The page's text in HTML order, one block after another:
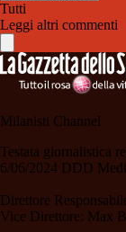
Tutti
Leggi altri commenti
Milanisti Channel
Testata giornalistica
6/06/2024 DDD
Direttore
Vice Direttore: Max